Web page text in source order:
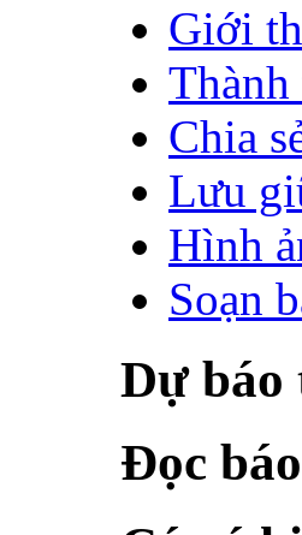
Giới
Chia
Lưu
Hình
Soạn
Dự
Đọc